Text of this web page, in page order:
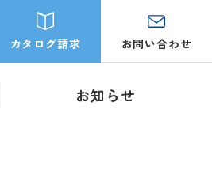
お知らせ
カタログ請求 お問い合わせ